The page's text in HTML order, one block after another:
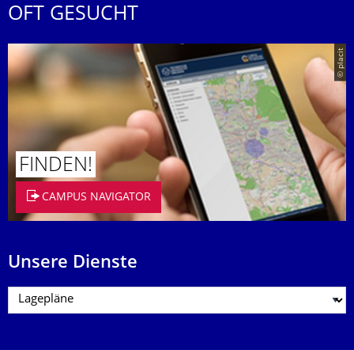
OFT GESUCHT
© placit
FINDEN!
CAMPUS NAVIGATOR
Unsere Dienste